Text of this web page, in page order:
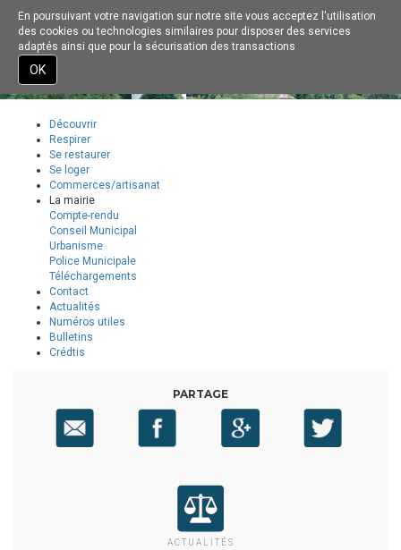
contenu
En poursuivant votre navigation sur notre site vous acceptez l'utilisation
des cookies ou technologies similaires pour disposer des services
adaptés ainsi que pour la sécurisation des transactions
OK
Toggle
navigation
INFO PRATIQUE
Découvrir
Respirer
Se restaurer
Se loger
Commerces/artisanat
La mairie
Compte-rendu
Conseil Municipal
Urbanisme
Police Municipale
Téléchargements
Contact
Actualités
Numéros utiles
Bulletins
Crédtis
PARTAGE
ACTUALITÉS